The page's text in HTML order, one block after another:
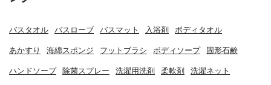
バスタオル バスローブ バスマット 入浴剤 ボディタオル
あかすり 海綿スポンジ フットブラシ ボディソープ 固形石鹸
ハンドソープ 除菌スプレー 洗濯用洗剤 柔軟剤 洗濯ネット